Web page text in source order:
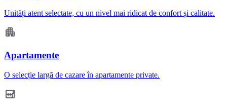
Unități atent selectate, cu un nivel mai ridicat de confort și calitate.
Apartamente
O selecție largă de cazare în apartamente private.